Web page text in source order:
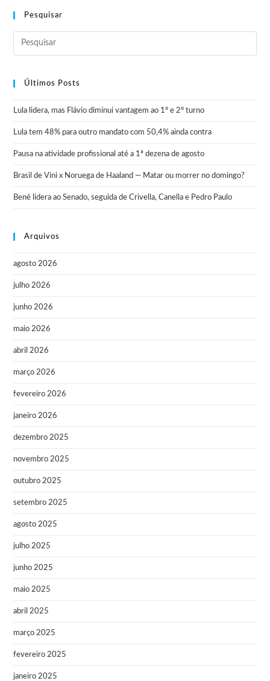
Pesquisar
Últimos Posts
Lula lidera, mas Flávio diminui vantagem ao 1º e 2º turno
Lula tem 48% para outro mandato com 50,4% ainda contra
Pausa na atividade profissional até a 1ª dezena de agosto
Brasil de Vini x Noruega de Haaland — Matar ou morrer no domingo?
Bené lidera ao Senado, seguida de Crivella, Canella e Pedro Paulo
Arquivos
agosto 2026
julho 2026
junho 2026
maio 2026
abril 2026
março 2026
fevereiro 2026
janeiro 2026
dezembro 2025
novembro 2025
outubro 2025
setembro 2025
agosto 2025
julho 2025
junho 2025
maio 2025
abril 2025
março 2025
fevereiro 2025
janeiro 2025